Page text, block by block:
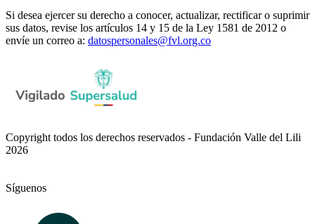
Si desea ejercer su derecho a conocer, actualizar, rectificar o suprimir
sus datos, revise los artículos 14 y 15 de la Ley 1581 de 2012 o
envíe un correo a: datospersonales@fvl.org.co
Copyright todos los derechos reservados - Fundación Valle del Lili
2026
Síguenos